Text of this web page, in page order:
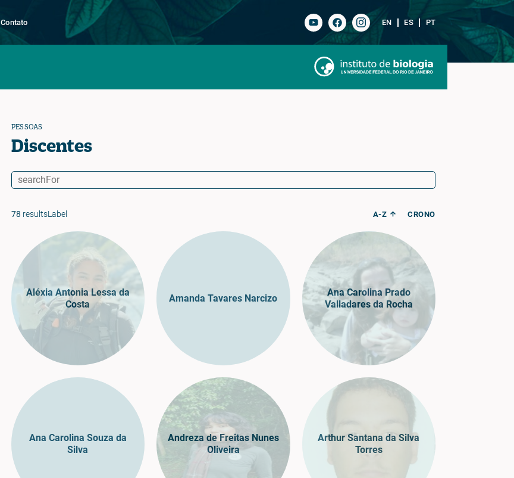
Contato EN ES PT
PESSOAS
Discentes
78 resultsLabel A-Z CRONO
Aléxia Antonia Lessa da
Costa
Amanda Tavares Narcizo
Ana Carolina Prado
Valladares da Rocha
Ana Carolina Souza da
Silva
Andreza de Freitas Nunes
Oliveira
Arthur Santana da Silva
Torres